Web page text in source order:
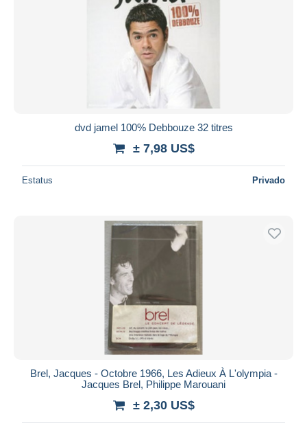
dvd jamel 100% Debbouze 32 titres
± 7,98 US$
Estatus Privado
Brel, Jacques - Octobre 1966, Les Adieux À L'olympia -
Jacques Brel, Philippe Marouani
± 2,30 US$